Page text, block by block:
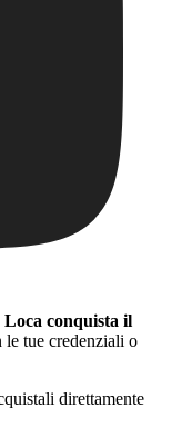
Loca conquista il
le tue credenziali o
direttamente